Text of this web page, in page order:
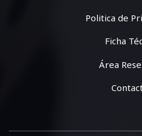
Politica de
Ficha
Área